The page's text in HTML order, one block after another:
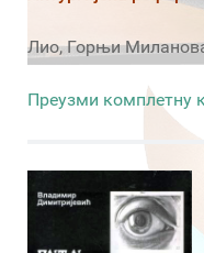
Лио, Горњи
Преузми комплетну